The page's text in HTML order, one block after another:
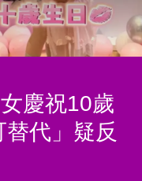
慶祝10歲
代」疑反